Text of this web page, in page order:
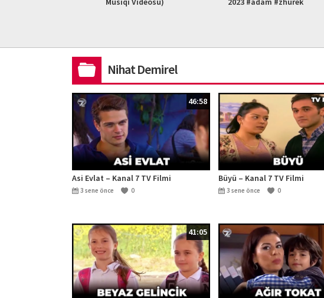
Nihat Demirel
46:58
Asi Evlat – Kanal 7 TV Filmi
3 sene önce 0
Büyü – Kanal 7 TV Filmi
3 sene önce 0
41:05